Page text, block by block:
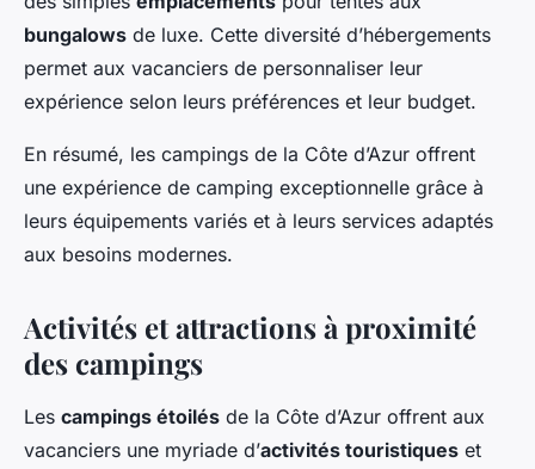
bungalows de luxe. Cette diversité d’hébergements
permet aux vacanciers de personnaliser leur
expérience selon leurs préférences et leur budget.
En résumé, les campings de la Côte d’Azur offrent
une expérience de camping exceptionnelle grâce à
leurs équipements variés et à leurs services adaptés
aux besoins modernes.
Activités et attractions à proximité
des campings
Les campings étoilés de la Côte d’Azur offrent aux
vacanciers une myriade d’activités touristiques et